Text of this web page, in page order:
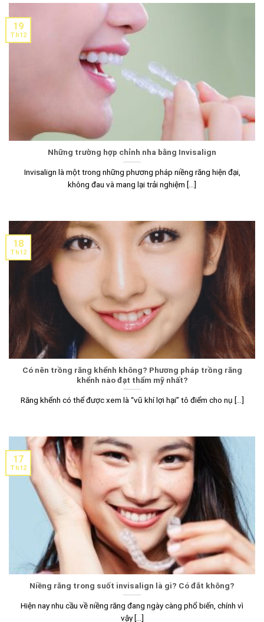
Những trường hợp chỉnh nha bằng Invisalign
Invisalign là một trong những phương pháp niềng răng hiện đại,
không đau và mang lại trải nghiệm [...]
19
Th12
Có nên trồng răng khểnh không? Phương pháp trồng răng
khểnh nào đạt thẩm mỹ nhất?
Răng khểnh có thể được xem là “vũ khí lợi hại” tô điểm cho nụ [...]
18
Th12
Niềng răng trong suốt invisalign là gì? Có đắt không?
Hiện nay nhu cầu về niềng răng đang ngày càng phổ biến, chính vì
vậy [...]
17
Th12